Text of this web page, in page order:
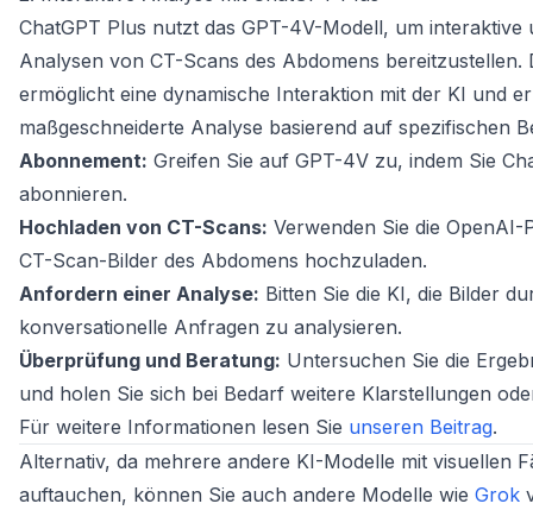
ChatGPT Plus nutzt das GPT-4V-Modell, um interaktive
Analysen von CT-Scans des Abdomens bereitzustellen.
ermöglicht eine dynamische Interaktion mit der KI und
maßgeschneiderte Analyse basierend auf spezifischen
Abonnement: Greifen Sie auf GPT-4V zu, indem Sie
abonnieren.
Hochladen von CT-Scans: Verwenden Sie die
CT-Scan-Bilder des Abdomens hochzuladen.
Anfordern einer Analyse: Bitten Sie die KI, die Bilder
konversationelle Anfragen zu analysieren.
Überprüfung und Beratung: Untersuchen Sie die
und holen Sie sich bei Bedarf weitere Klarstellungen
Für weitere Informationen lesen Sie unseren Beitrag.
Alternativ, da mehrere andere KI-Modelle mit visuellen
auftauchen, können Sie auch andere Modelle wie Grok